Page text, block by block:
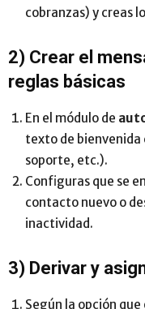
cobranzas) y creas
2) Crear el
reglas básicas
En el módulo de
texto de bienvenida
soporte, etc.).
Configuras que se
contacto nuevo o
inactividad.
3) Derivar y
Según la opción